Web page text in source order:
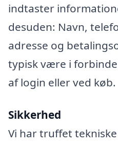
indtaster
desuden: Navn,
adresse og
typisk være i
af login eller ved køb.
Sikkerhed
Vi har truffet